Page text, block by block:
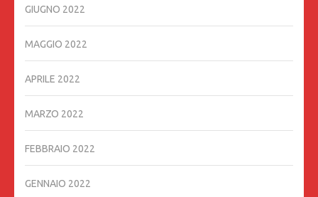
GIUGNO 2022
MAGGIO 2022
APRILE 2022
MARZO 2022
FEBBRAIO 2022
GENNAIO 2022